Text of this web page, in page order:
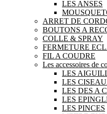
LES ANSES
ARRET DE
BOUTONS A
COLLE & SPRAY
FERMETURE
FIL A COUDRE
Les accessoires de
LES
LES
LES DES A
LES
LES PINCES